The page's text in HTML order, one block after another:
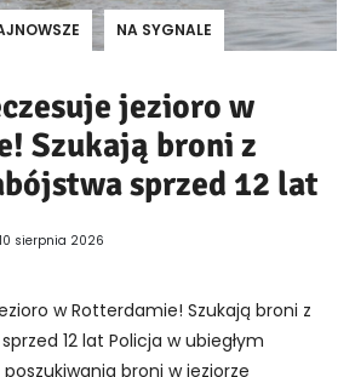
NA SYGNALE
jezioro w
Szukają broni z
sprzed 12 lat
10 sierpnia 2026
w Rotterdamie! Szukają broni z
12 lat Policja w ubiegłym
broni w jeziorze